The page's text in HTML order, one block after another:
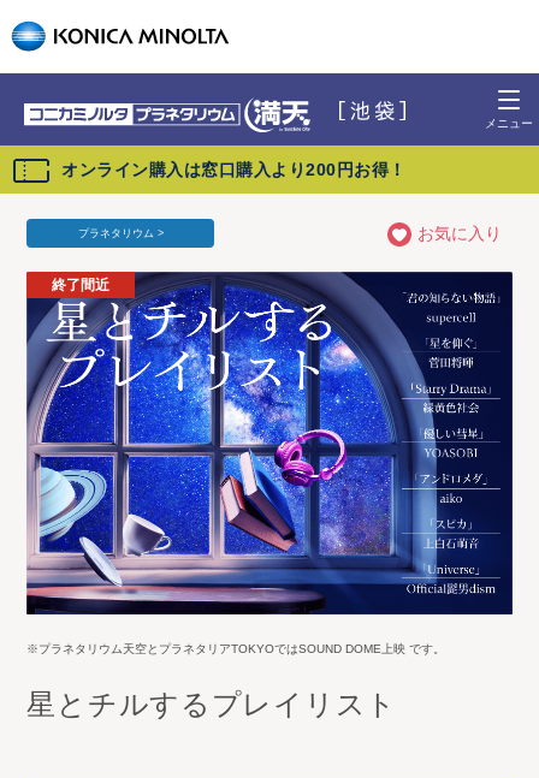
オンライン購入は窓口購入より200円お得！
プラネタリウム > お気に入り
終了間近
※プラネタリウム天空とプラネタリアTOKYOではSOUND DOME上映 です。
星とチルするプレイリスト